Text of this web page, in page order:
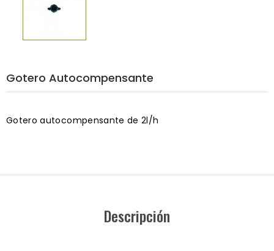
Gotero Autocompensante
Gotero autocompensante de 2l/h
Descripción